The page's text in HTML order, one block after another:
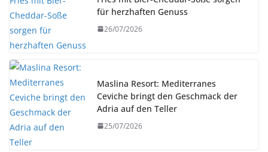
für herzhaften Genuss
26/07/2026
Maslina Resort: Mediterranes
Ceviche bringt den Geschmack der
Adria auf den Teller
25/07/2026